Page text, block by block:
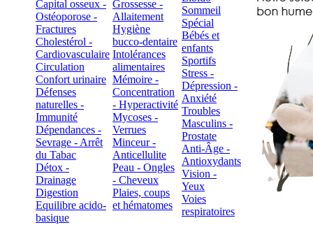
Capital osseux -
Ostéoporose -
Fractures
Cholestérol -
Cardiovasculaire
Circulation
Confort urinaire
Défenses
naturelles -
Immunité
Dépendances -
Sevrage - Arrêt
du Tabac
Détox -
Drainage
Digestion
Equilibre acido-
basique
Grossesse -
Allaitement
Hygiène
bucco-dentaire
Intolérances
alimentaires
Mémoire -
Concentration
- Hyperactivité
Mycoses -
Verrues
Minceur -
Anticellulite
Peau - Ongles
- Cheveux
Plaies, coups
et hématomes
Sommeil
Spécial
Bébés et
enfants
Sportifs
Stress -
Dépression -
Anxiété
Troubles
Masculins -
Prostate
Anti-Âge -
Antioxydants
Vision -
Yeux
Voies
respiratoires